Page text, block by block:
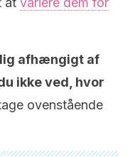
afhængigt af
ikke ved, hvor
ovenstående